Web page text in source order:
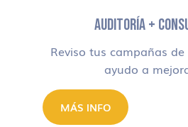
AUDITORÍA +
Reviso tus campañas
ayudo a
MÁS INFO